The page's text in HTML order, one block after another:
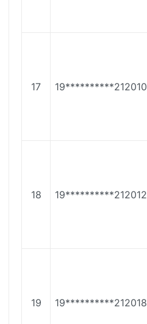
17 19**********212010
18 19**********212012
19 19**********212018